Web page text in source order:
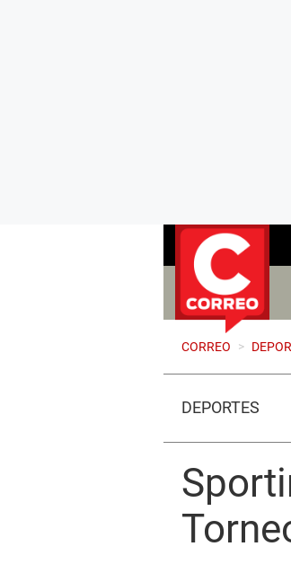
CORREO >
DEPORTES